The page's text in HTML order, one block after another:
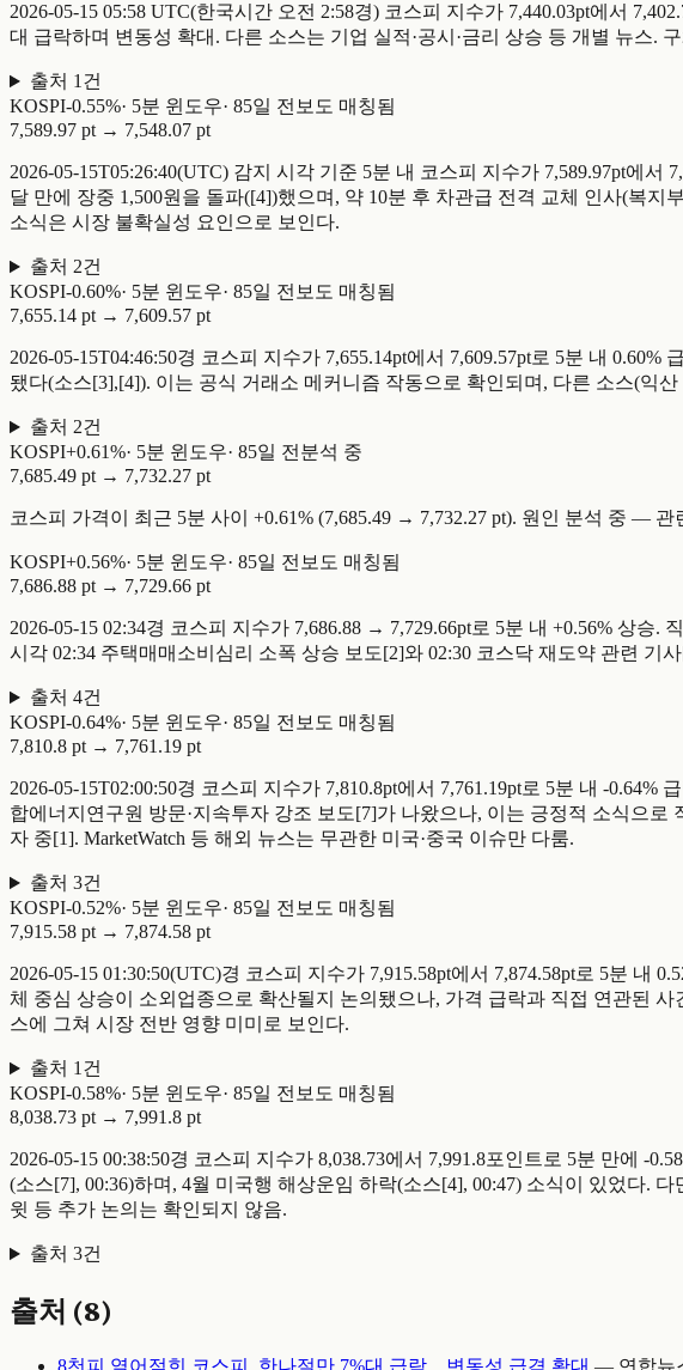
2026-05-15 05:58 UTC(한국시간 오전 2:58경) 코스피 지수가 7,440.03pt에서
대 급락하며 변동성 확대. 다른 소스는 기업 실적·공시·금리 상승 등 개별 뉴스.
출처 1 건
KOSPI-0.55%· 5분 윈도우· 85일 전 보도 매칭됨
7,589.97 pt → 7,548.07 pt
2026-05-15T05:26:40(UTC) 감지 시각 기준 5분 내 코스피 지수가 7,589.97pt에
달 만에 장중 1,500원을 돌파([4])했으며, 약 10분 후 차관급 전격 교체 인사(복
소식은 시장 불확실성 요인으로 보인다.
출처 2건
KOSPI-0.60%· 5분 윈도우· 85일 전 보도 매칭됨
7,655.14 pt → 7,609.57 pt
2026-05-15T04:46:50경 코스피 지수가 7,655.14pt에서 7,609.57pt로 5분 내
됐다(소스[3],[4]). 이는 공식 거래소 메커니즘 작동으로 확인되며, 다른 소스(익
출처 2건
KOSPI+0.61%· 5분 윈도우· 85일 전 분석 중
7,685.49 pt → 7,732.27 pt
코스피 가격이 최근 5분 사이 +0.61% (7,685.49 → 7,732.27 pt). 원인 분석 중 —
KOSPI+0.56%· 5분 윈도우· 85일 전 보도 매칭됨
7,686.88 pt → 7,729.66 pt
2026-05-15 02:34경 코스피 지수가 7,686.88 → 7,729.66pt로 5분 내 +0.56% 상승
시각 02:34 주택매매소비심리 소폭 상승 보도[2]와 02:30 코스닥 재도약 관련
출처 4건
KOSPI-0.64%· 5분 윈도우· 85일 전 보도 매칭됨
7,810.8 pt → 7,761.19 pt
2026-05-15T02:00:50경 코스피 지수가 7,810.8pt에서 7,761.19pt로 5분 내 -
합에너지연구원 방문·지속투자 강조 보도[7]가 나왔으나, 이는 긍정적 소식으
자 중[1]. MarketWatch 등 해외 뉴스는 무관한 미국·중국 이슈만 다룸.
출처 3건
KOSPI-0.52%· 5분 윈도우· 85일 전 보도 매칭됨
7,915.58 pt → 7,874.58 pt
2026-05-15 01:30:50(UTC)경 코스피 지수가 7,915.58pt에서 7,874.58pt로 5분
체 중심 상승이 소외업종으로 확산될지 논의됐으나, 가격 급락과 직접 연관된
스에 그쳐 시장 전반 영향 미미로 보인다.
출처 1 건
KOSPI-0.58%· 5분 윈도우· 85일 전 보도 매칭됨
8,038.73 pt → 7,991.8 pt
2026-05-15 00:38:50경 코스피 지수가 8,038.73에서 7,991.8포인트로 5분 만에
(소스[7], 00:36)하며, 4월 미국행 해상운임 하락(소스[4], 00:47) 소식이 있었다.
윗 등 추가 논의는 확인되지 않음.
출처 3건
출처 (8)
8천피 열어젖힌 코스피, 한나절만 7%대 급락…변동성 급격 확대 — 연합뉴